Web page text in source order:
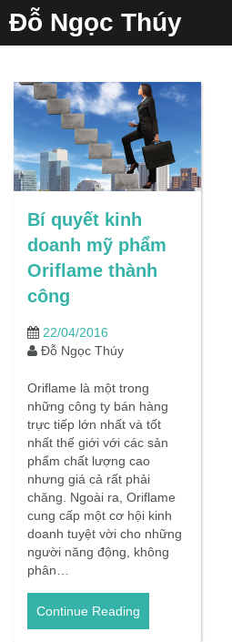
to
content
Đỗ Ngọc Thúy
Bí quyết kinh
doanh mỹ phẩm
Oriflame thành
công
22/04/2016
Đỗ Ngọc Thúy
Oriflame là một trong
những công ty bán hàng
trực tiếp lớn nhất và tốt
nhất thế giới với các sản
phẩm chất lượng cao
nhưng giá cả rất phải
chăng. Ngoài ra, Oriflame
cung cấp một cơ hội kinh
doanh tuyệt vời cho những
người năng động, không
phân…
Continue Reading